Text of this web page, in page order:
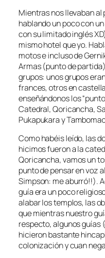
Mientras nos llevaban
hablando un poco con
con su limitado inglés
mismo hotel que yo.
motos e incluso de
Armas (punto de
grupos: unos grupos
frances, otros en
enseñándonos los
Catedral, Qoricancha,
Pukapukara y
Como habéis leído, las
hicimos fueron a la
Qoricancha, vamos un
punto de pensar en voz
Simpson: me aburró!!).
guía era un poco
alabar los templos, las
que mientras nuestro
respecto, algunos guías
hicieron bastante
colonización y cuan